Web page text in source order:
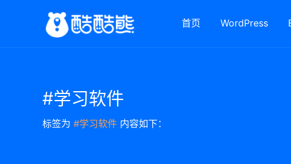
首页 WordPress
#学习软件
标签为 #学习软件 内容如下：